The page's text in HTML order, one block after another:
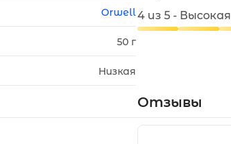
Orwell
50 г
Низкая
4 из 5 -
Отзывы